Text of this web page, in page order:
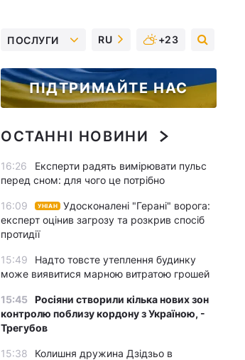
ПОСЛУГИ RU +23
ПІДТРИМАЙТЕ НАС
ОСТАННІ НОВИНИ
16:26
Експерти радять вимірювати пульс
перед сном: для чого це потрібно
16:09 УНІАН
Удосконалені "Герані" ворога:
експерт оцінив загрозу та розкрив спосіб
протидії
15:49
Надто товсте утеплення будинку
може виявитися марною витратою грошей
15:45 Росіяни створили кілька нових зон
контролю поблизу кордону з Україною, -
Трегубов
15:38
Колишня дружина Дзідзьо в